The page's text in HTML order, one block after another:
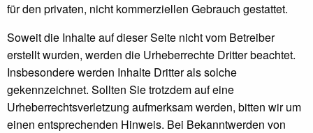
für den privaten, nicht kommerziellen Gebrauch gestattet.
Soweit die Inhalte auf dieser Seite nicht vom Betreiber
erstellt wurden, werden die Urheberrechte Dritter beachtet.
Insbesondere werden Inhalte Dritter als solche
gekennzeichnet. Sollten Sie trotzdem auf eine
Urheberrechtsverletzung aufmerksam werden, bitten wir um
einen entsprechenden Hinweis. Bei Bekanntwerden von